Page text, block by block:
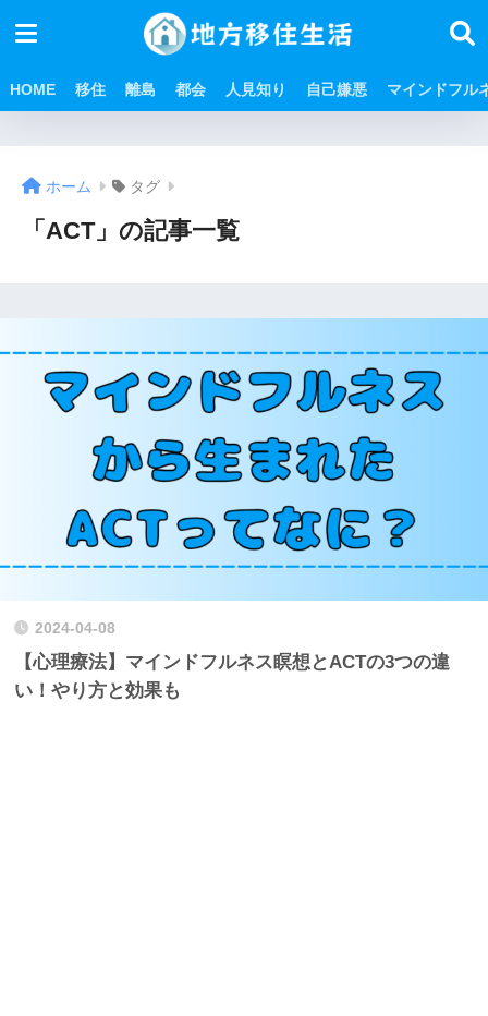
HOME 移住 離島 都会 人見知り 自己嫌悪 マインドフル
ホーム タグ
「ACT」の記事一覧
2024-04-08
【心理療法】マインドフルネス瞑想とACTの3つの違
い！やり方と効果も